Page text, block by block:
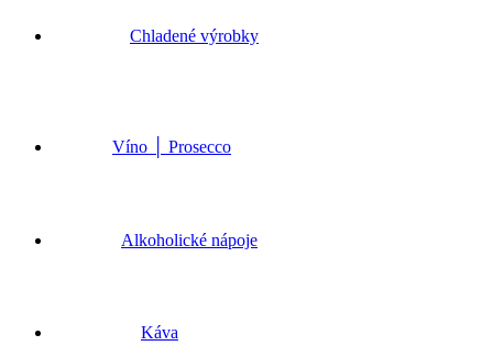
Chladené výrobky
Víno │ Prosecco
Alkoholické nápoje
Káva